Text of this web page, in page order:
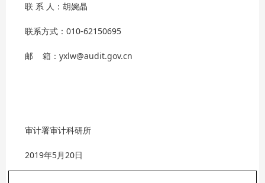
联 系 人：胡婉晶
联系方式：010-62150695
邮 箱： yxlw@audit.gov.cn
审计署审计科研所
2019年5月20日